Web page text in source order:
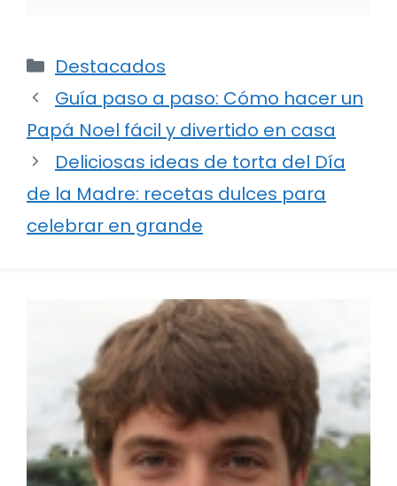
Categorías
Destacados
Guía paso a paso: Cómo hacer un
Papá Noel fácil y divertido en casa
Deliciosas ideas de torta del Día
de la Madre: recetas dulces para
celebrar en grande